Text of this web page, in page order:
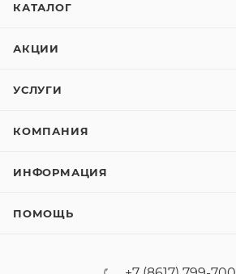
КАТАЛОГ
АКЦИИ
УСЛУГИ
КОМПАНИЯ
ИНФОРМАЦИЯ
ПОМОЩЬ